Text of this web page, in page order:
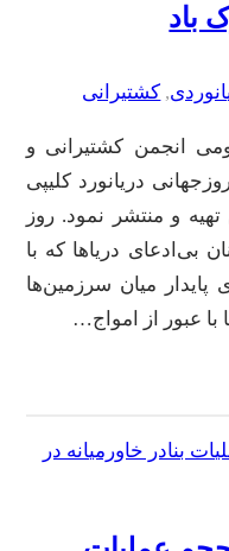
باد
, کشتیرانی
انجمن کشتیرانی و
دریانورد کلیپی
و منتشر نمود. روز
بی‌ادعای دریاها که با
میان سرزمین‌ها
با عبور از امواج…